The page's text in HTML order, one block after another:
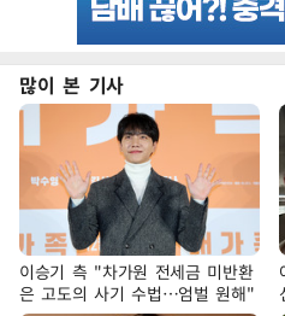
많이 본 기사
이승기 측 "차가원 전세금 미반환
은 고도의 사기 수법…엄벌 원해"